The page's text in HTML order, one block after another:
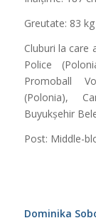
Greutate: 83 kg
Cluburi la care
Police
Promoball
(Polonia),
Buyukșehir
Post: Middle-
Dominika